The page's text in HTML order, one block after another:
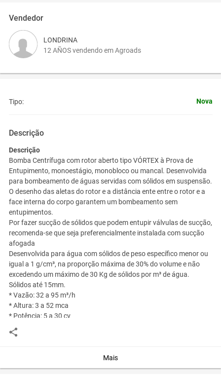
Vendedor
LONDRINA
12 AÑOS vendendo em Agroads
Tipo: Nova
Descrição
Descrição
Bomba Centrífuga com rotor aberto tipo VÓRTEX à Prova de
Entupimento, monoestágio, monobloco ou mancal. Desenvolvida
para bombeamento de águas servidas com sólidos em suspensão.
O desenho das aletas do rotor e a distância ente entre o rotor e a
face interna do corpo garantem um bombeamento sem
entupimentos.
Por fazer sucção de sólidos que podem entupir válvulas de sucção,
recomenda-se que seja preferencialmente instalada com sucção
afogada
Desenvolvida para água com sólidos de peso específico menor ou
igual a 1 g/cm³, na proporção máxima de 30% do volume e não
excedendo um máximo de 30 Kg de sólidos por m³ de água.
Sólidos até 15mm.
* Vazão: 32 a 95 m³/h
* Altura: 3 a 52 mca
* Potência: 5 a 30 cv
Aplicações Gerais
* Bombeamento de água com sólidos em suspensão
* Indústrias
Mais